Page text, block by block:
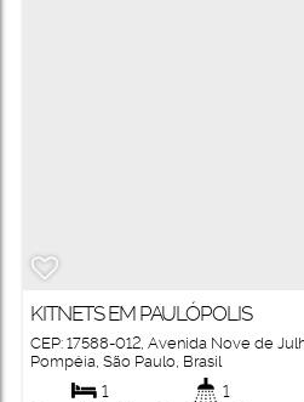
KITNETS EM PAULÓPOLIS
CEP: 17588-012, Avenida Nove de
Pompéia, São Paulo, Brasil
1
1